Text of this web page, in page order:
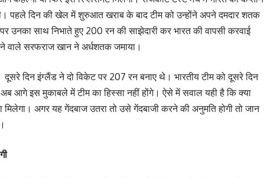
पहले दिन की खेल में शुरुआत खराब के बाद टीम को उन्होंने अपने दमदार शतक
उनका साथ निभाते हुए 200 रन की साझेदारी कर भारत की वापसी करवाई
वाले सरफराज खान ने अर्धशतक जमाया।
दिन इंग्लैंड ने दो विकेट पर 207 रन बनाए थे। भारतीय टीम को दूसरे दिन
इस मुकाबले में टीम का हिस्सा नहीं होंगे। ऐसे में सवाल यही है कि क्या
अगर यह गेंदबाज उतरा तो उसे गेंदबाजी करने की अनुमति होगी तो जान